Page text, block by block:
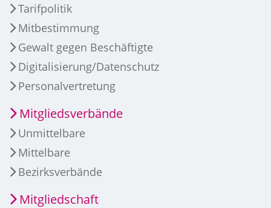
Tarifpolitik
Mitbestimmung
Gewalt gegen Beschäftigte
Digitalisierung/Datenschutz
Personalvertretung
Mitgliedsverbände
Unmittelbare
Mittelbare
Bezirksverbände
Mitgliedschaft